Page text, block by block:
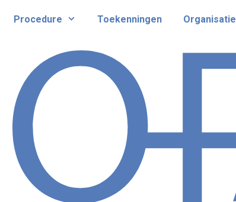
Procedure Toekenningen Organisatie